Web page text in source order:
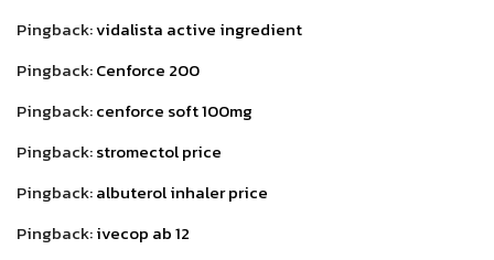
Pingback:vidalista active ingredient
Pingback:Cenforce 200
Pingback:cenforce soft 100mg
Pingback:stromectol price
Pingback:albuterol inhaler price
Pingback:ivecop ab 12